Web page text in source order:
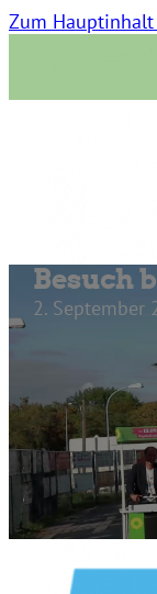
Zum
Besuch
2. September